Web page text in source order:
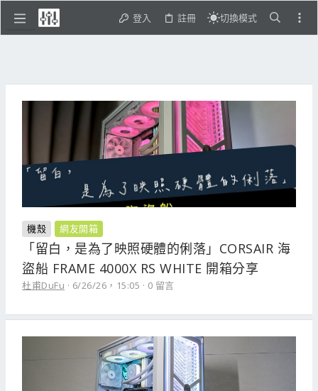
登入 註冊 切換模式
機殼 網友開箱
「留白，是為了映照硬體的俐落」CORSAIR 海
盜船 FRAME 4000X RS WHITE 開箱分享
杜甫DuFu 6/26/26，15:05 0 留言